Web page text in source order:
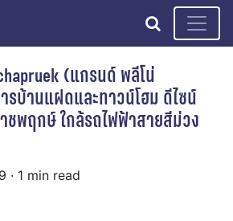
search
(แกรนด์ พลีโน่
รบ้านแฝดและทาวน์โฮม ดีไซน์
ชพฤกษ์ ใกล้รถไฟฟ้าสายสีม่วง
· 1 min read